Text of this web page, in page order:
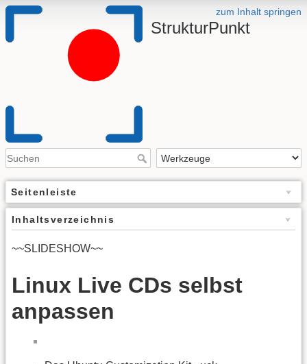
zum Inhalt springen
StrukturPunkt
Seitenleiste
Inhaltsverzeichnis
~~SLIDESHOW~~
Linux Live CDs selbst
anpassen